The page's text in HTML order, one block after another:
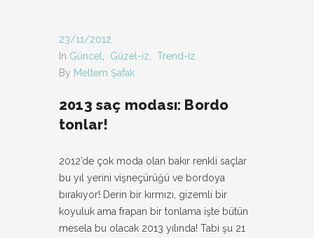
23/11/2012
In Güncel Güzel-iz
Trend-iz
By Meltem Şafak
2013 saç modası: Bordo
tonlar!
2012’de çok moda olan bakır renkli saçlar
bu yıl yerini vişneçürüğü ve bordoya
bırakıyor! Derin bir kırmızı, gizemli bir
koyuluk ama frapan bir tonlama işte bütün
mesela bu olacak 2013 yılında! Tabi şu 21